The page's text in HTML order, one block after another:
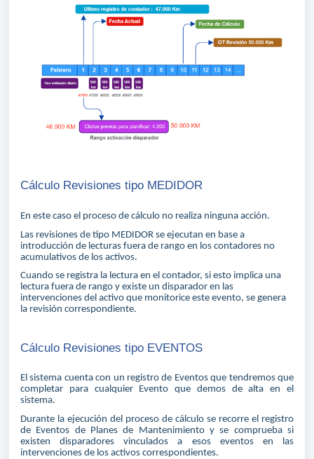
Cálculo Revisiones tipo MEDIDOR
En este caso el proceso de cálculo no realiza ninguna acción.
Las revisiones de tipo MEDIDOR se ejecutan en base a
introducción de lecturas fuera de rango en los contadores no
acumulativos de los activos.
Cuando se registra la lectura en el contador, si esto implica una
lectura fuera de rango y existe un disparador en las
intervenciones del activo que monitorice este evento, se genera
la revisión correspondiente.
Cálculo Revisiones tipo EVENTOS
El sistema cuenta con un registro de Eventos que tendremos que
completar para cualquier Evento que demos de alta en el
sistema.
Durante la ejecución del proceso de cálculo se recorre el registro
de Eventos de Planes de Mantenimiento y se comprueba si
existen disparadores vinculados a esos eventos en las
intervenciones de los activos correspondientes.